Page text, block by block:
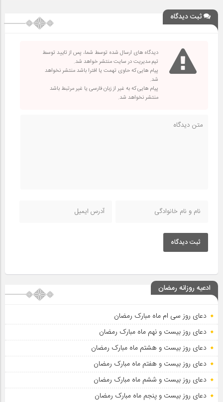
ثبت دیدگاه
دیدگاه های ارسال شده توسط شما، پس از تایید توسط
تیم مدیریت در سایت منتشر خواهد شد.
پیام هایی که حاوی تهمت یا افترا باشد منتشر نخواهد
شد.
پیام هایی که به غیر از زبان فارسی یا غیر مرتبط باشد
منتشر نخواهد شد.
ثبت دیدگاه
ادعیه روزانه رمضان
دعای روز سی ام ماه مبارک رمضان
دعای روز بیست و نهم ماه مبارک رمضان
دعای روز بیست و هشتم ماه مبارک رمضان
دعای روز بیست و هفتم ماه مبارک رمضان
دعای روز بیست و ششم ماه مبارک رمضان
دعای روز بیست و پنجم ماه مبارک رمضان